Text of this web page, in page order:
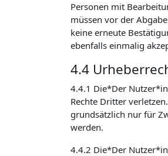
Personen mit
müssen vor der
keine erneute
ebenfalls einmalig
4.4
4.4.1 Die*Der
Rechte Dritter
grundsätzlich nur für
werden.
4.4.2 Die*Der